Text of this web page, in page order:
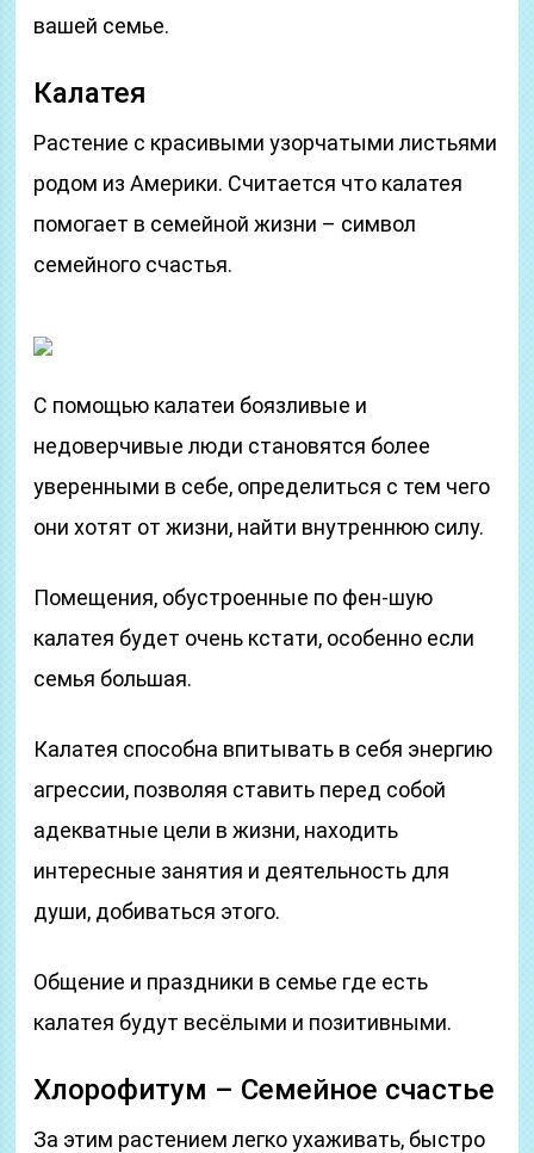
вашей семье.
Калатея
Растение с красивыми узорчатыми листьями
родом из Америки. Считается что калатея
помогает в семейной жизни – символ
семейного счастья.
С помощью калатеи боязливые и
недоверчивые люди становятся более
уверенными в себе, определиться с тем чего
они хотят от жизни, найти внутреннюю силу.
Помещения, обустроенные по фен-шую
калатея будет очень кстати, особенно если
семья большая.
Калатея способна впитывать в себя энергию
агрессии, позволяя ставить перед собой
адекватные цели в жизни, находить
интересные занятия и деятельность для
души, добиваться этого.
Общение и праздники в семье где есть
калатея будут весёлыми и позитивными.
Хлорофитум – Семейное счастье
За этим растением легко ухаживать, быстро